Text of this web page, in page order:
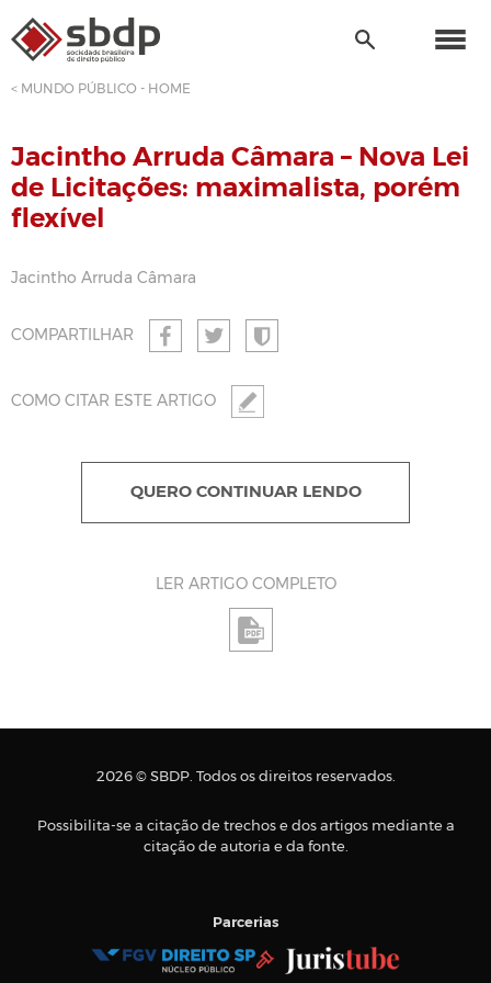
< MUNDO PÚBLICO - HOME
Jacintho Arruda Câmara – Nova Lei
de Licitações: maximalista, porém
flexível
COMPARTILHAR
Jacintho Arruda Câmara
QUERO CONTINUAR LENDO
LER ARTIGO COMPLETO
COMO CITAR ESTE ARTIGO
2026 © SBDP. Todos os direitos reservados.
Possibilita-se a citação de trechos e dos artigos mediante a
citação de autoria e da fonte.
Parcerias